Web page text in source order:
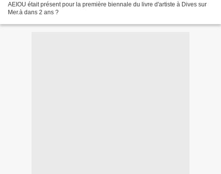
AEIOU était présent pour la première biennale du livre d'artiste à Dives sur
Mer.à dans 2 ans ?